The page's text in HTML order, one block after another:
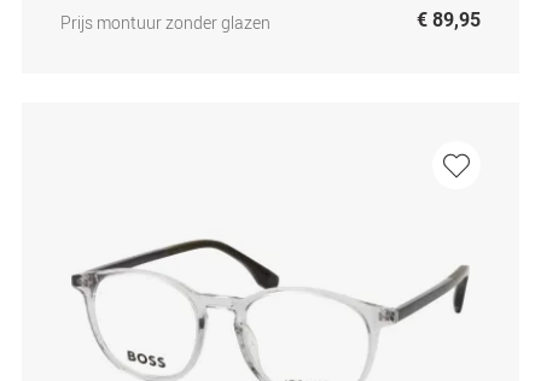
Prijs montuur zonder glazen
€ 89,95